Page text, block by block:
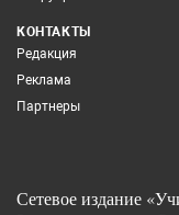
КОНТАКТЫ
Редакция
Реклама
Партнеры
Сетевое издание